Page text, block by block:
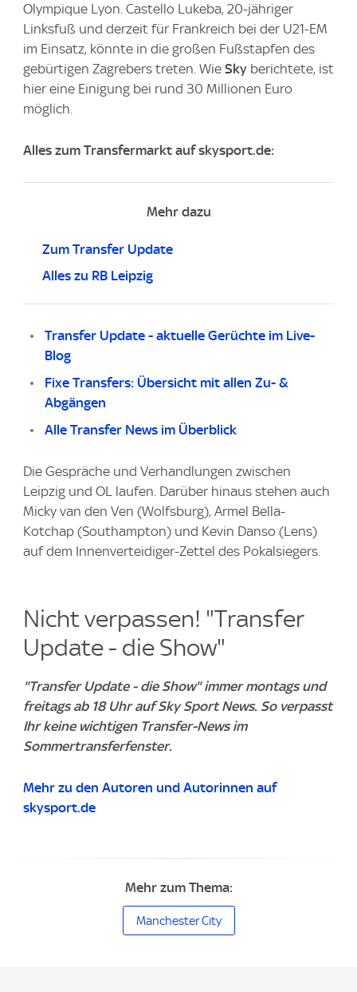
Olympique Lyon. Castello Lukeba, 20-jähriger
Linksfuß und derzeit für Frankreich bei der U21-EM
im Einsatz, könnte in die großen Fußstapfen des
gebürtigen Zagrebers treten. Wie Sky berichtete, ist
hier eine Einigung bei rund 30 Millionen Euro
möglich.
Alles zum Transfermarkt auf skysport.de:
Mehr dazu
Zum Transfer Update
Alles zu RB Leipzig
Transfer Update - aktuelle Gerüchte im Live-
Blog
Fixe Transfers: Übersicht mit allen Zu- &
Abgängen
Alle Transfer News im Überblick
Die Gespräche und Verhandlungen zwischen
Leipzig und OL laufen. Darüber hinaus stehen auch
Micky van den Ven (Wolfsburg), Armel Bella-
Kotchap (Southampton) und Kevin Danso (Lens)
auf dem Innenverteidiger-Zettel des Pokalsiegers.
Nicht verpassen! "Transfer
Update - die Show"
"Transfer Update - die Show" immer montags und
freitags ab 18 Uhr auf Sky Sport News. So verpasst
Ihr keine wichtigen Transfer-News im
Sommertransferfenster.
Mehr zu den Autoren und Autorinnen auf
skysport.de
Mehr zum Thema:
Manchester City